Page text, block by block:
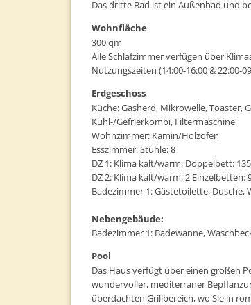
Das dritte Bad ist ein Außenbad und
Wohnfläche
300 qm
Alle Schlafzimmer verfügen über
Nutzungszeiten (14:00-16:00 & 22:00-
Erdgeschoss
Küche: Gasherd, Mikrowelle, Toaster,
Kühl-/Gefrierkombi, Filtermaschine
Wohnzimmer: Kamin/Holzofen
Esszimmer: Stühle: 8
DZ 1: Klima kalt/warm, Doppelbett:
DZ 2: Klima kalt/warm, 2 Einzelbetten:
Badezimmer 1: Gästetoilette, Dusche,
Nebengebäude:
Badezimmer 1: Badewanne,
Pool
Das Haus verfügt über einen großen
wundervoller, mediterraner
überdachten Grillbereich, wo Sie in